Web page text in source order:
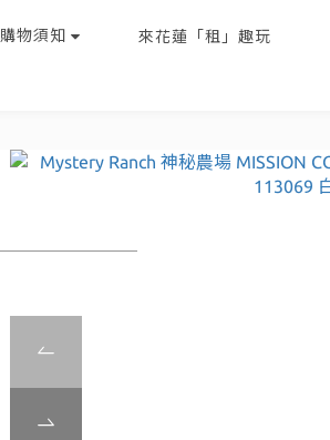
購物須知 來花蓮「租」趣玩